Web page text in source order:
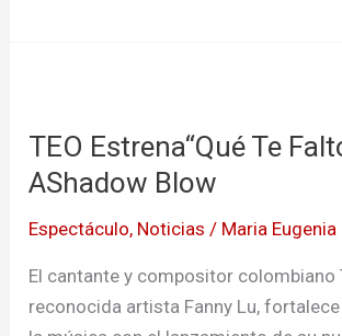
TEO Estrena“Qué Te
AShadow Blow
Espectáculo, Noticias / Maria
El cantante y compositor colombiano
reconocida artista Fanny Lu,
Faltó”,
AShadow
Blow